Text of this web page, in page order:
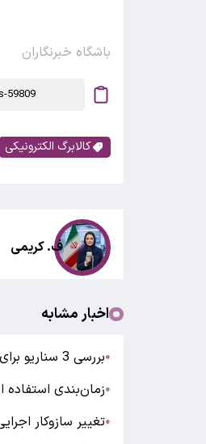
باشگاه خبرنگاران
کالابرگ الکترونیکی
ف. کریمی
اخبار مشابه
●بررسی 3 سناریو برای افزایش اعتبار کالابرگ
●زمان‌بندی استفاده
●تغییر سازوکار